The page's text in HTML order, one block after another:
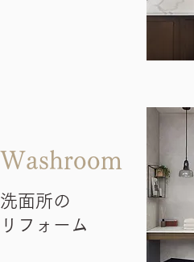
Washroom
洗面所の
リフォーム